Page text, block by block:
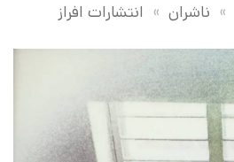
» ناشران » انتشارات افراز